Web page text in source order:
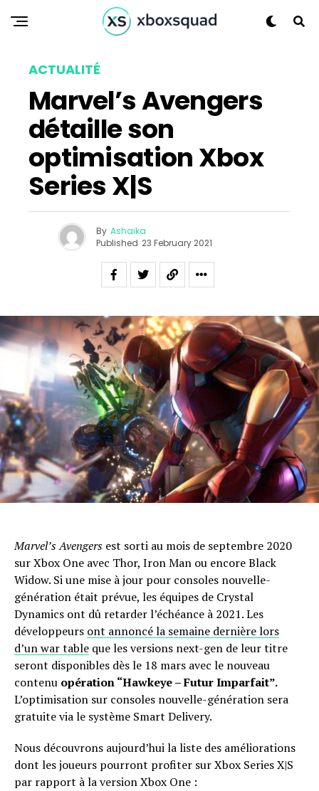
ACTUALITÉ
Marvel’s Avengers
détaille son
optimisation Xbox
Series X|S
By Ashaika
Published 23 February 2021
Marvel’s Avengers est sorti au mois de septembre 2020
sur Xbox One avec Thor, Iron Man ou encore Black
Widow. Si une mise à jour pour consoles nouvelle-
génération était prévue, les équipes de Crystal
Dynamics ont dû retarder l’échéance à 2021. Les
développeurs ont annoncé la semaine dernière lors
d’un war table que les versions next-gen de leur titre
seront disponibles dès le 18 mars avec le nouveau
contenu opération “Hawkeye – Futur Imparfait”.
L’optimisation sur consoles nouvelle-génération sera
gratuite via le système Smart Delivery.
Nous découvrons aujourd’hui la liste des améliorations
dont les joueurs pourront profiter sur Xbox Series X|S
par rapport à la version Xbox One :
Flipboard
Pinterest
Whatsapp
Email